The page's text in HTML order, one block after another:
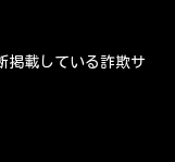
掲載している詐欺サ